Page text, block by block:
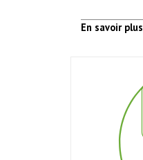
En savoir plus